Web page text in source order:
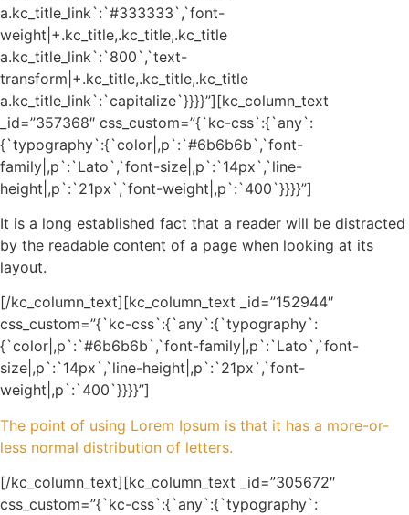
It is a long established fact that a reader will be distracted
by the readable content of a page when looking at its
layout.
[/kc_column_text][kc_column_text _id=”152944″
css_custom=”{`kc-css`:{`any`:{`typography`:
{`color|,p`:`#6b6b6b`,`font-family|,p`:`Lato`,`font-
size|,p`:`14px`,`line-height|,p`:`21px`,`font-
weight|,p`:`400`}}}}”]
The point of using Lorem Ipsum is that it has a more-or-
less normal distribution of letters.
[/kc_column_text][kc_column_text _id=”305672″
css_custom=”{`kc-css`:{`any`:{`typography`: